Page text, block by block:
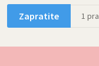
Zapratite 1